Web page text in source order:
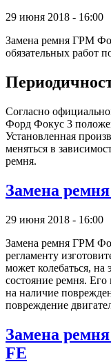
29 июня 2018 - 16:00
Замена ремня ГРМ
обязательных работ
Согласно
Форд Фокус 3
Установленная
меняться в
ремня.
Замена
29 июня 2018 - 16:00
Замена ремня ГРМ
регламенту
может колебаться, на
состояние ремня.
на наличие
повреждение
Замена
FE